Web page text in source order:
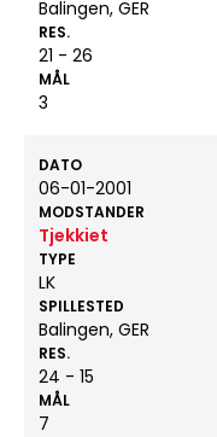
Balingen, GER
RES.
21 - 26
MÅL
3
DATO
06-01-2001
MODSTANDER
Tjekkiet
TYPE
LK
SPILLESTED
Balingen, GER
RES.
24 - 15
MÅL
7